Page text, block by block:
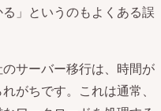
」というのもよくある誤
サーバー移行は、時間が
がちです。これは通常、